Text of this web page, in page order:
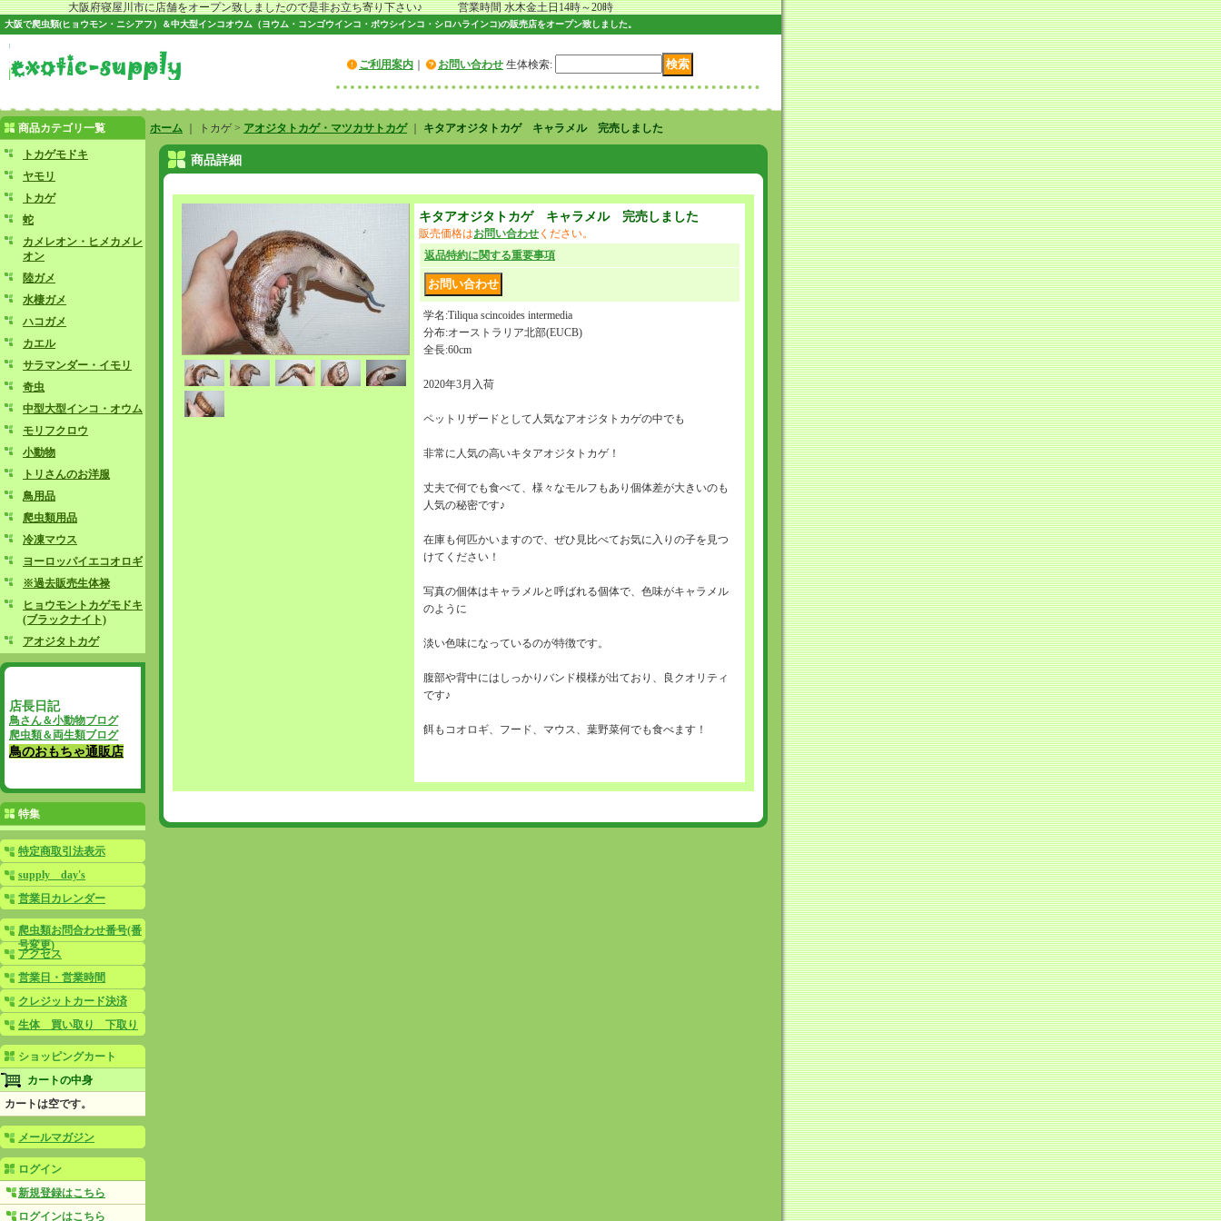
大阪府寝屋川市に店舗をオープン致しましたので是非お立ち寄り下さい♪ 営業時間 水木金土日14時～20時
大阪で爬虫類(ヒョウモン・ニシアフ）＆中大型インコオウム（ヨウム・コンゴウインコ・ボウシインコ・シロハラインコ)の販売店をオープン致しました。
ご利用案内 お問い合わせ 生体検索:
商品カテゴリ一覧
トカゲモドキ
ヤモリ
トカゲ
蛇
カメレオン・ヒメカメレ
オン
陸ガメ
水棲ガメ
ハコガメ
カエル
サラマンダー・イモリ
奇虫
中型大型インコ・オウム
モリフクロウ
小動物
トリさんのお洋服
鳥用品
爬虫類用品
冷凍マウス
ヨーロッパイエコオロギ
※過去販売生体禄
ヒョウモントカゲモドキ
(ブラックナイト)
アオジタトカゲ
店長日記
鳥さん＆小動物ブログ
爬虫類＆両生類ブログ
鳥のおもちゃ通販店
特集
特定商取引法表示
supply day's
営業日カレンダー
爬虫類お問合わせ番号(番
号変更)
アクセス
営業日・営業時間
クレジットカード決済
生体 買い取り 下取り
ショッピングカート
カートの中身
カートは空です。
メールマガジン
ログイン
新規登録はこちら
ログインはこちら
ホーム ｜ トカゲ > アオジタトカゲ・マツカサトカゲ｜ キタアオジタトカゲ キャラメル 完売しました
商品詳細
キタアオジタトカゲ キャラメル 完売しました
販売価格はお問い合わせ ください。
返品特約に関する重要事項
学名:Tiliqua scincoides intermedia
分布:オーストラリア北部(EUCB)
全長:60cm
2020年3月入荷
ペットリザードとして人気なアオジタトカゲの中でも
非常に人気の高いキタアオジタトカゲ！
丈夫で何でも食べて、様々なモルフもあり個体差が大きいのも
人気の秘密です♪
在庫も何匹かいますので、ぜひ見比べてお気に入りの子を見つ
けてください！
写真の個体はキャラメルと呼ばれる個体で、色味がキャラメル
のように
淡い色味になっているのが特徴です。
腹部や背中にはしっかりバンド模様が出ており、良クオリティ
です♪
餌もコオロギ、フード、マウス、葉野菜何でも食べます！